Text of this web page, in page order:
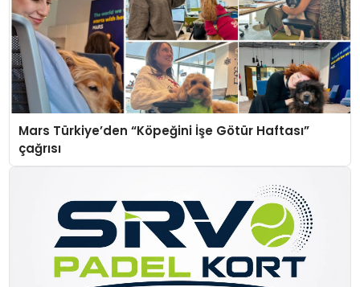
Mars Türkiye’den “Köpeğini İşe Götür Haftası”
çağrısı